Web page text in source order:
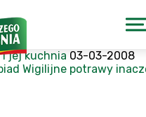
i jej kuchnia 03-03-2008
Wigilijne potrawy